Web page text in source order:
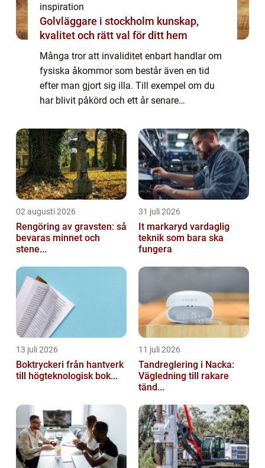
inspiration
Golvläggare i stockholm kunskap,
kvalitet och rätt val för ditt hem
Många tror att invaliditet enbart handlar om
fysiska åkommor som består även en tid
efter man gjort sig illa. Till exempel om du
har blivit påkörd och ett år senare
sängen utan smärta. Vid sådana tillfäl...
02 augusti 2026
Rengöring av gravsten: så
bevaras minnet och
stene...
31 juli 2026
It markaryd vardaglig
teknik som bara ska
fungera
13 juli 2026
Boktryckeri från hantverk
till högteknologisk bok...
11 juli 2026
Tandreglering i Nacka:
Vägledning till rakare
tänd...